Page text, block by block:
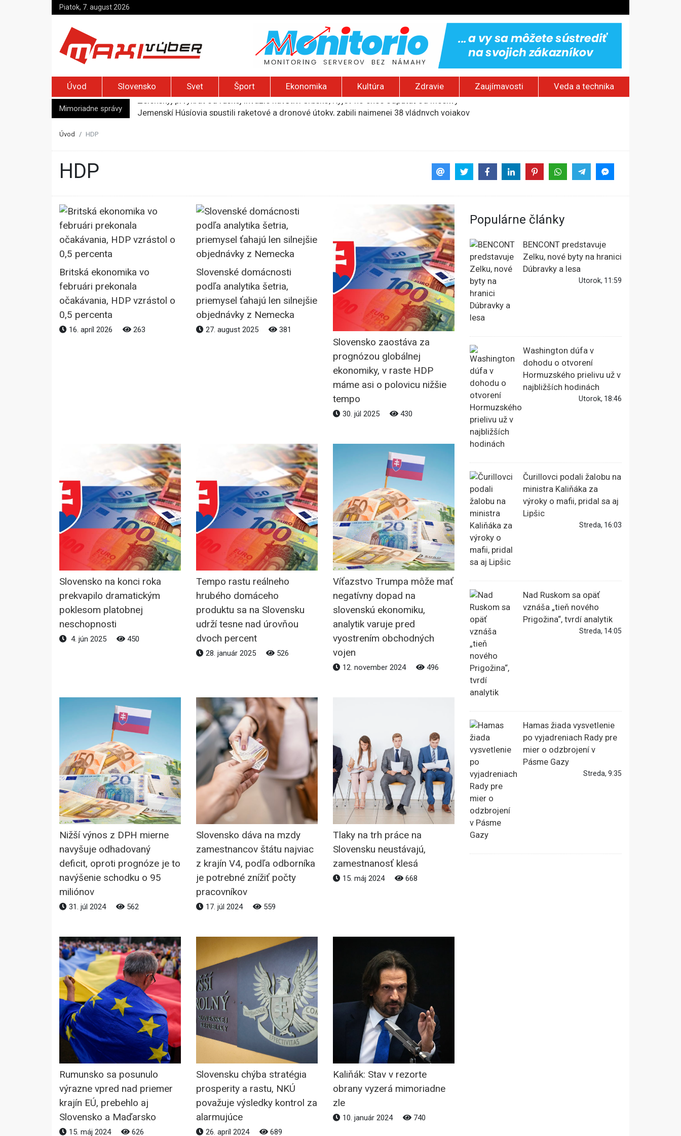
Piatok, 7. august 2026
Úvod Slovensko Svet Šport Ekonomika Kultúra Zdravie Zaujímavosti Veda a technika
Mimoriadne správy
Jemenskí Húsíovia spustili raketové a dronové útoky, zabili najmenej 38 vládnych vojakov
Úvod HDP
HDP
Britská ekonomika vo
februári prekonala
očakávania, HDP vzrástol o
0,5 percenta
16. apríl 2026 263
Slovenské domácnosti
podľa analytika šetria,
priemysel ťahajú len silnejšie
objednávky z Nemecka
27. august 2025 381
Slovensko zaostáva za
prognózou globálnej
ekonomiky, v raste HDP
máme asi o polovicu nižšie
tempo
30. júl 2025 430
Slovensko na konci roka
prekvapilo dramatickým
poklesom platobnej
neschopnosti
4. jún 2025 450
Tempo rastu reálneho
hrubého domáceho
produktu sa na Slovensku
udrží tesne nad úrovňou
dvoch percent
28. január 2025 526
Víťazstvo Trumpa môže mať
negatívny dopad na
slovenskú ekonomiku,
analytik varuje pred
vyostrením obchodných
vojen
12. november 2024 496
Nižší výnos z DPH mierne
navyšuje odhadovaný
deficit, oproti prognóze je to
navýšenie schodku o 95
miliónov
31. júl 2024 562
Slovensko dáva na mzdy
zamestnancov štátu najviac
z krajín V4, podľa odborníka
je potrebné znížiť počty
pracovníkov
17. júl 2024 559
Tlaky na trh práce na
Slovensku neustávajú,
zamestnanosť klesá
15. máj 2024 668
Rumunsko sa posunulo
výrazne vpred nad priemer
krajín EÚ, prebehlo aj
Slovensko a Maďarsko
15. máj 2024 626
Slovensku chýba stratégia
prosperity a rastu, NKÚ
považuje výsledky kontrol za
alarmujúce
26. apríl 2024 689
Kaliňák: Stav v rezorte
obrany vyzerá mimoriadne
zle
10. január 2024 740
Populárne články
BENCONT predstavuje
Zelku, nové byty na hranici
Dúbravky a lesa
Utorok, 11:59
Washington dúfa v
dohodu o otvorení
Hormuzského prielivu už v
najbližších hodinách
Utorok, 18:46
Čurillovci podali žalobu na
ministra Kaliňáka za
výroky o mafii, pridal sa aj
Lipšic
Streda, 16:03
Nad Ruskom sa opäť
vznáša „tieň nového
Prigožina“, tvrdí analytik
Streda, 14:05
Hamas žiada vysvetlenie
po vyjadreniach Rady pre
mier o odzbrojení v
Pásme Gazy
Streda, 9:35